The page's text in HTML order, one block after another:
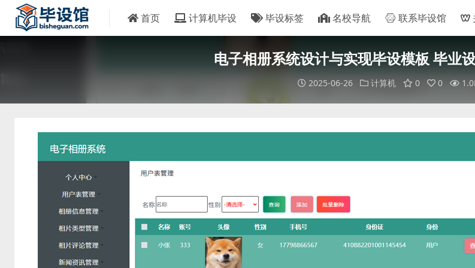
首页 计算机毕设 毕设标签 名校导航 联系毕设馆
电子相册系统设计与实现毕设模板 毕业
2025-06-26 计算机 0 0